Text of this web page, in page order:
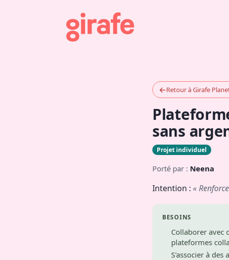
←Retour à Girafe
sans
Projet individuel
Porté par : Neena
Intention : «
BESOINS
Collaborer avec
plateformes
S'associer à des